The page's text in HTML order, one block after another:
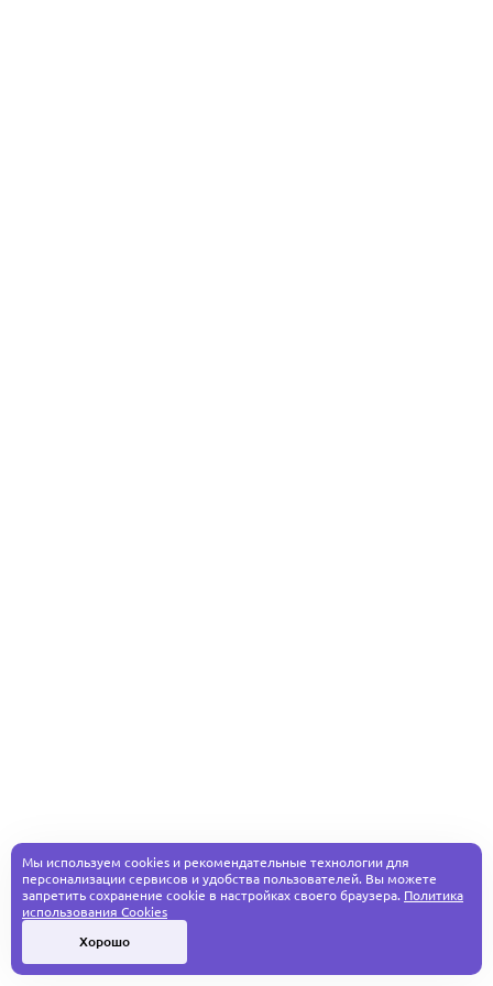
Мы используем cookies и рекомендательные технологии для
персонализации сервисов и удобства пользователей. Вы можете
запретить сохранение cookie в настройках своего браузера. Политика
использования Cookies
Хорошо